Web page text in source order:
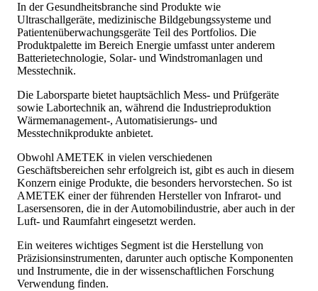
In der Gesundheitsbranche sind Produkte wie
Ultraschallgeräte, medizinische Bildgebungssysteme und
Patientenüberwachungsgeräte Teil des Portfolios. Die
Produktpalette im Bereich Energie umfasst unter anderem
Batterietechnologie, Solar- und Windstromanlagen und
Messtechnik.
Die Laborsparte bietet hauptsächlich Mess- und Prüfgeräte
sowie Labortechnik an, während die Industrieproduktion
Wärmemanagement-, Automatisierungs- und
Messtechnikprodukte anbietet.
Obwohl AMETEK in vielen verschiedenen
Geschäftsbereichen sehr erfolgreich ist, gibt es auch in diesem
Konzern einige Produkte, die besonders hervorstechen. So ist
AMETEK einer der führenden Hersteller von Infrarot- und
Lasersensoren, die in der Automobilindustrie, aber auch in der
Luft- und Raumfahrt eingesetzt werden.
Ein weiteres wichtiges Segment ist die Herstellung von
Präzisionsinstrumenten, darunter auch optische Komponenten
und Instrumente, die in der wissenschaftlichen Forschung
Verwendung finden.